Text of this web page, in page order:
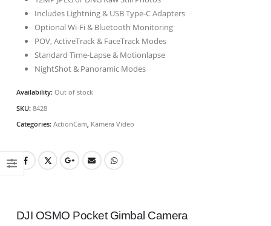
Includes Lightning & USB Type-C Adapters
Optional Wi-Fi & Bluetooth Monitoring
POV, ActiveTrack & FaceTrack Modes
Standard Time-Lapse & Motionlapse
NightShot & Panoramic Modes
Availability: Out of stock
SKU: 8428
Categories: ActionCam, Kamera Video
DJI OSMO Pocket Gimbal Camera